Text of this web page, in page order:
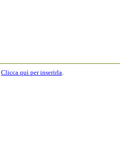
Clicca qui per inserirla